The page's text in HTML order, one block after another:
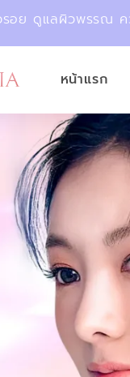
รอย ดูแลผิวพรรณ
หน้าแรก